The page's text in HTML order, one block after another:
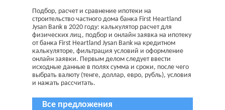
Подбор, расчет и сравнение ипотеки на
строительство частного дома банка First Heartland
Jysan Bank в 2020 году: калькулятор расчет для
физических лиц, подбор и онлайн заявка на ипотеку
от банка First Heartland Jysan Bank на кредитном
калькуляторе, фильтрация условий и оформление
онлайн заявки. Первым делом следует ввести
исходные данные в полях сумма и сроки, после чего
выбрать валюту (тенге, доллар, евро, рубль), условия
и нажать рассчитать.
Все предложения